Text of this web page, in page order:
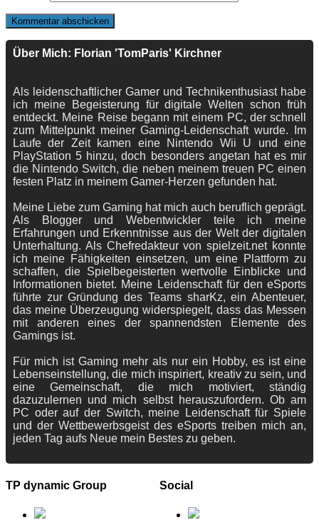
Über Mich: Florian 'TomParis' Kirchner
Als leidenschaftlicher Gamer und Technikenthusiast habe
ich meine Begeisterung für digitale Welten schon früh
entdeckt. Meine Reise begann mit einem PC, der schnell
zum Mittelpunkt meiner Gaming-Leidenschaft wurde. Im
Laufe der Zeit kamen eine Nintendo Wii U und eine
PlayStation 5 hinzu, doch besonders angetan hat es mir
die Nintendo Switch, die neben meinem treuen PC einen
festen Platz in meinem Gamer-Herzen gefunden hat.
Meine Liebe zum Gaming hat mich auch beruflich geprägt.
Als Blogger und Webentwickler teile ich meine
Erfahrungen und Erkenntnisse aus der Welt der digitalen
Unterhaltung. Als Chefredakteur von spielzeit.net konnte
ich meine Fähigkeiten einsetzen, um eine Plattform zu
schaffen, die Spielbegeisterten wertvolle Einblicke und
Informationen bietet. Meine Leidenschaft für den eSports
führte zur Gründung des Teams sharKz, ein Abenteuer,
das meine Überzeugung widerspiegelt, dass das Messen
mit anderen eines der spannendsten Elemente des
Gamings ist.
Für mich ist Gaming mehr als nur ein Hobby, es ist eine
Lebenseinstellung, die mich inspiriert, kreativ zu sein, und
eine Gemeinschaft, die mich motiviert, ständig
dazuzulernen und mich selbst herauszufordern. Ob am
PC oder auf der Switch, meine Leidenschaft für Spiele
und der Wettbewerbsgeist des eSports treiben mich an,
jeden Tag aufs Neue mein Bestes zu geben.
TP dynamic Group Social